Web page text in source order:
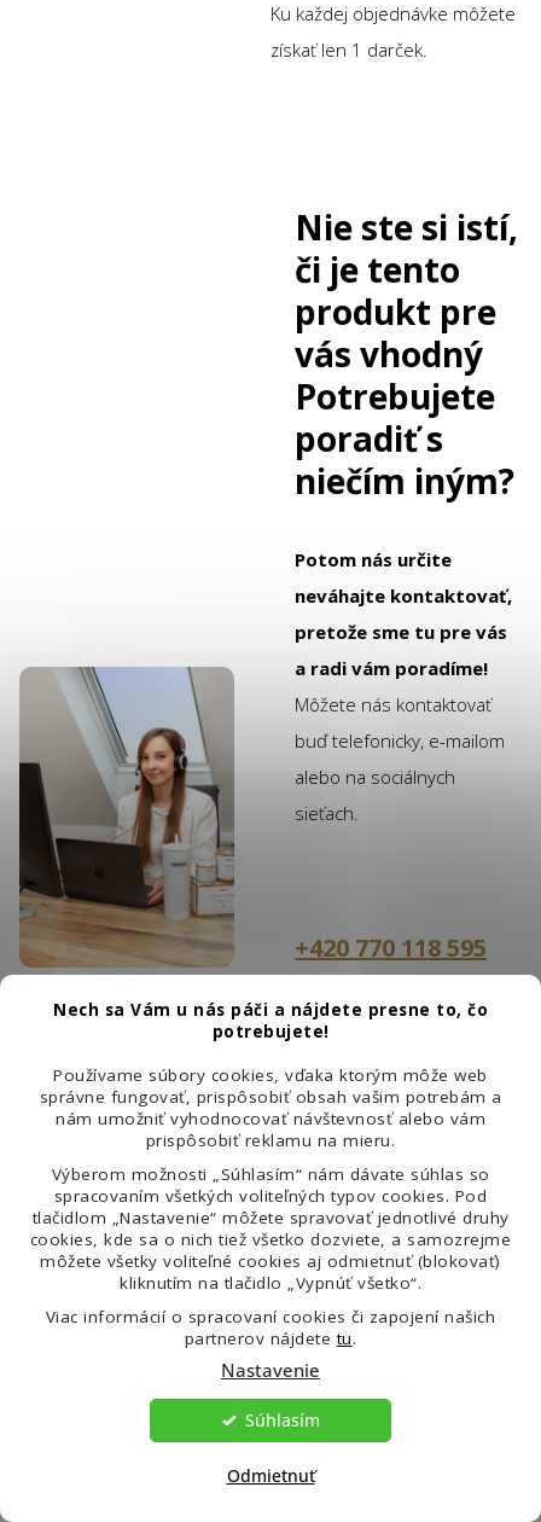
Nech sa Vám u nás páči a nájdete presne to, čo
potrebujete!
Používame súbory cookies, vďaka ktorým môže web
správne fungovať, prispôsobiť obsah vašim potrebám a
nám umožniť vyhodnocovať návštevnosť alebo vám
prispôsobiť reklamu na mieru.
Výberom možnosti „Súhlasím“ nám dávate súhlas so
spracovaním všetkých voliteľných typov cookies. Pod
tlačidlom „Nastavenie“ môžete spravovať jednotlivé druhy
cookies, kde sa o nich tiež všetko dozviete, a samozrejme
môžete všetky voliteľné cookies aj odmietnuť (blokovať)
kliknutím na tlačidlo „Vypnúť všetko“.
Viac informácií o spracovaní cookies či zapojení našich
partnerov nájdetetu.
Nastavenie
Odmietnuť
Súhlasím
Ku každej objednávke môžete
získať len 1 darček.
Nie ste si istí,
či je tento
produkt pre
vás vhodný
Potrebujete
poradiť s
niečím iným?
Potom nás určite
neváhajte kontaktovať,
pretože sme tu pre vás
a radi vám poradíme!
Môžete nás kontaktovať
buď telefonicky, e-mailom
alebo na sociálnych
sieťach.
+420 770 118 595
Naša infolinka je v
piatka od 8:00 do 16:00
hodín.
info@venira.sk
Na vaše správy
odpovedáme každý